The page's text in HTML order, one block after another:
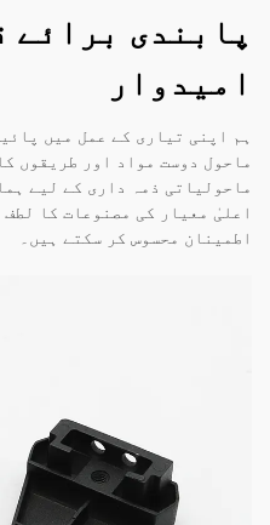
پابندی برائے
امیدوار
ہم اپنی تیاری کے عمل میں
ماحول دوست مواد اور طریقوں
ماحولیاتی ذمہ داری کے لیے
اعلیٰ معیار کی مصنوعات کا
اطمینان محسوس کر سکتے ہیں۔